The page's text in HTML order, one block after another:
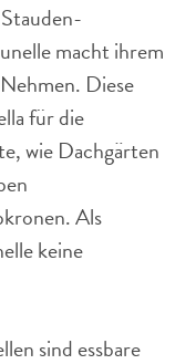
macht ihrem
Diese
für die
wie Dachgärten
Als
keine
sind essbare